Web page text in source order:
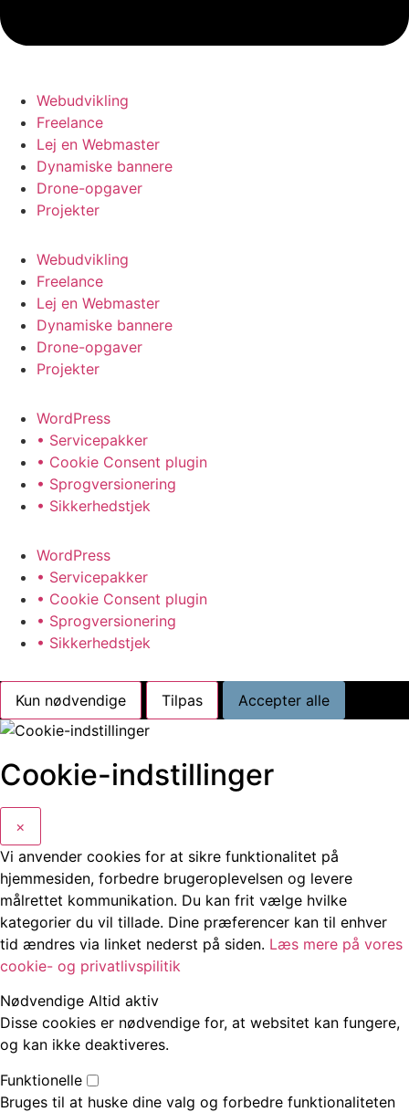
Webudvikling
Freelance
Lej en Webmaster
Dynamiske bannere
Drone-opgaver
Projekter
Webudvikling
Freelance
Lej en Webmaster
Dynamiske bannere
Drone-opgaver
Projekter
WordPress
• Servicepakker
• Cookie Consent plugin
• Sprogversionering
• Sikkerhedstjek
WordPress
• Servicepakker
• Cookie Consent plugin
• Sprogversionering
• Sikkerhedstjek
Kun nødvendige Tilpas Accepter alle
Cookie-indstillinger
×
Vi anvender cookies for at sikre funktionalitet på
hjemmesiden, forbedre brugeroplevelsen og levere
målrettet kommunikation. Du kan frit vælge hvilke
kategorier du vil tillade. Dine præferencer kan til enhver
tid ændres via linket nederst på siden. Læs mere på vores
cookie- og privatlivspilitik
Nødvendige Altid aktiv
Disse cookies er nødvendige for, at websitet kan fungere,
og kan ikke deaktiveres.
Funktionelle
Bruges til at huske dine valg og forbedre funktionaliteten